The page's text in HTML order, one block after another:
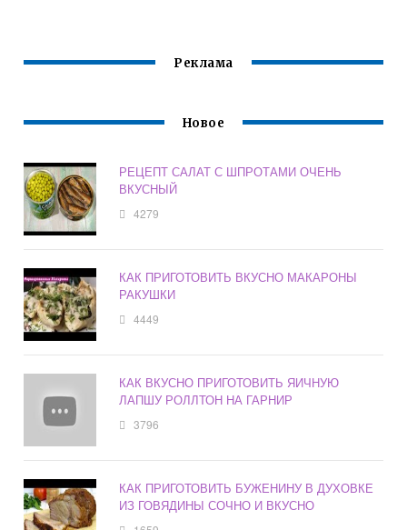
Реклама
Новое
РЕЦЕПТ САЛАТ С ШПРОТАМИ ОЧЕНЬ
ВКУСНЫЙ
4279
КАК ПРИГОТОВИТЬ ВКУСНО МАКАРОНЫ
РАКУШКИ
4449
КАК ВКУСНО ПРИГОТОВИТЬ ЯИЧНУЮ
ЛАПШУ РОЛЛТОН НА ГАРНИР
3796
КАК ПРИГОТОВИТЬ БУЖЕНИНУ В ДУХОВКЕ
ИЗ ГОВЯДИНЫ СОЧНО И ВКУСНО